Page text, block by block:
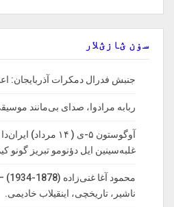
سۏن ؽازؽلار
جنبش فدرال دمکرات آذربایجان:
ربابه مرادوا، صدای بی‌مانند
آوگوستون ۵-ی ( ۱۴
غلبه‌سینین ایل دؤنومو تبریز گونو
محمود
ناشیر، تاریخچی، اینقیلاب خادیمی.